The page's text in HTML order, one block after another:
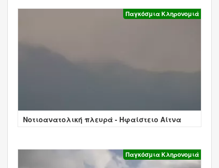
Παγκόσμια Κληρονομιά
Νοτιοανατολική πλευρά - Ηφαίστειο Αίτνα
Παγκόσμια Κληρονομιά